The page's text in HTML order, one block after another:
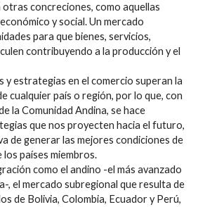
concreciones, como aquellas
y social. Un mercado
para que bienes, servicios,
contribuyendo a la producción y el
y estrategias en el comercio superan la
cualquier país o región, por lo que, con
la Comunidad Andina, se hace
que nos proyecten hacia el futuro,
de generar las mejores condiciones de
países miembros.
como el andino -el más avanzado
, el mercado subregional que resulta de
de Bolivia, Colombia, Ecuador y Perú,